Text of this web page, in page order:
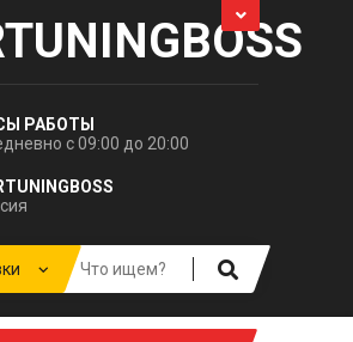
РАБОТЫ
с 09:00 до 20:00